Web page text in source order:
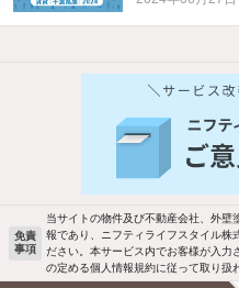
他の人はこんな条件で絞り込ん
バス・トイレ別
駐車場あり
洗濯機置場あり
免責
事項
当サイトの物件及び不動産会社、外壁
報であり、ニフティライフスタイル株
ださい。本サービス内でお客様が入力
の定める個人情報規約に従って取り扱